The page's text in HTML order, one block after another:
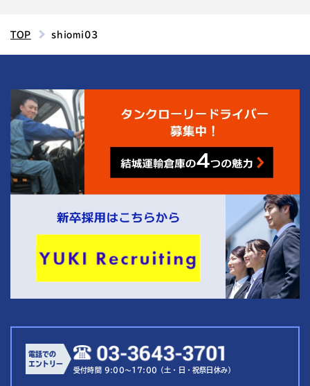
TOP shiomi03
結城運輸倉庫の4
電話での
エントリー
受付時間 9:00～17:00（土・日・祝祭日休み）